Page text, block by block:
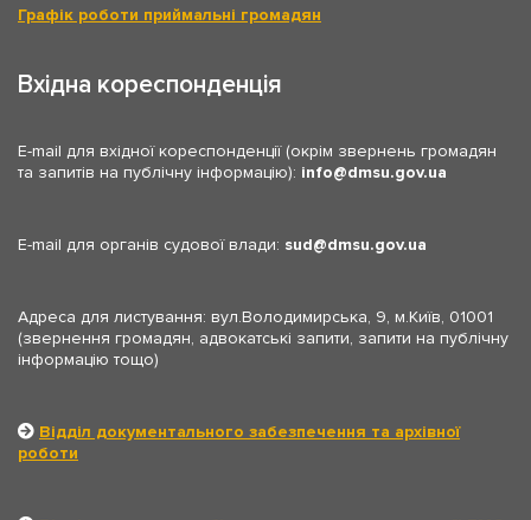
Графік роботи приймальні громадян
Вхідна кореспонденція
E-mail для вхідної кореспонденції (окрім звернень громадян
та запитів на публічну інформацію): info dmsu.gov.ua
E-mail для органів судової влади: sud dmsu.gov.ua
Адреса для листування: вул.Володимирська, 9, м.Київ, 01001
(звернення громадян, адвокатські запити, запити на публічну
інформацію тощо)
Відділ документального забезпечення та архівної
роботи